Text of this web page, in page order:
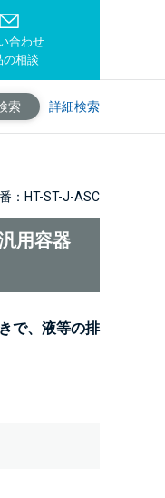
合わせ
の相談
索 詳細検索
：HT-ST-J-ASC
用容器
で、液等の排